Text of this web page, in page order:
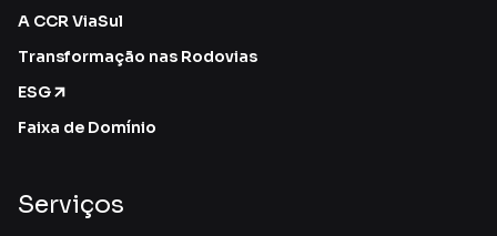
A CCR ViaSul
Transformação nas Rodovias
ESG
Faixa de Domínio
Serviços